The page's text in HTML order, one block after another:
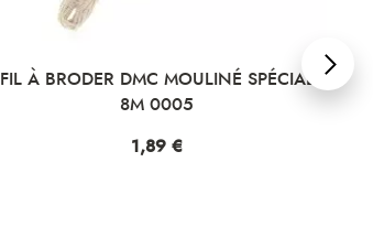
FIL À BRODER DMC MOULINÉ SPÉCIAL
8M 0005
Prix
1,89 €